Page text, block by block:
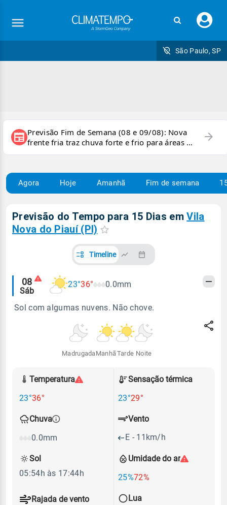
seu
São Paulo, SP
newspaper Previsão Fim de Semana (08 e 09/08): Nova
frente fria traz chuva forte e frio para áreas do
país
arrow_forward
Agora Hoje Amanhã Fim de semana
Previsão do Tempo para 15 Dias emVila
Nova do Piauí (PI)
Timeline
Alertas
meteorológicos
08
Sáb
23°36° 0.0mm
Sol com algumas nuvens. Não chove.
Madrugada Manhã Tarde Noite
Temperatura
23°36°
Sensação térmica
23°29°
Chuva
0.0mm
Umidade do ar
25%72%
Vento
E - 11km/h
Rajada de vento
Sol
05:54h às 17:44h
Lua